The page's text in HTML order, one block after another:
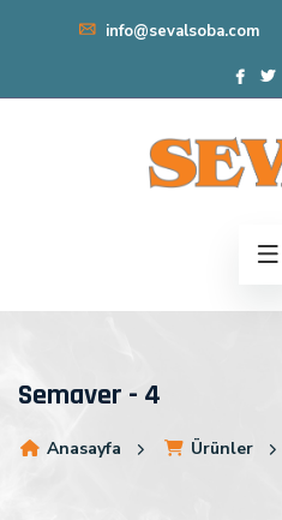
info@sevalsoba.com
Semaver - 4
Anasayfa Ürünler